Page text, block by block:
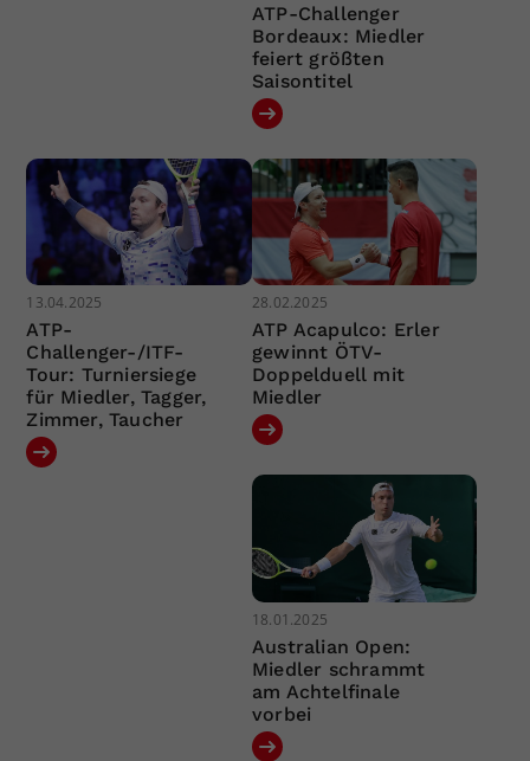
ATP-Challenger
Bordeaux: Miedler
feiert größten
Saisontitel
13.04.2025
ATP-
Challenger-/ITF-
Tour: Turniersiege
für Miedler, Tagger,
Zimmer, Taucher
28.02.2025
ATP Acapulco: Erler
gewinnt ÖTV-
Doppelduell mit
Miedler
18.01.2025
Australian Open:
Miedler schrammt
am Achtelfinale
vorbei